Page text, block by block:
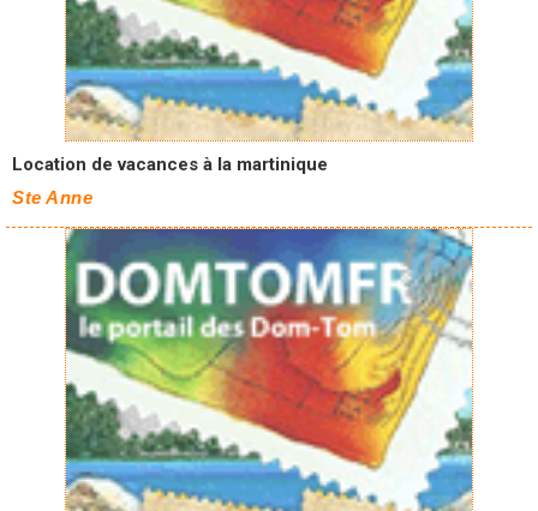
Location de vacances à la martinique
Ste Anne